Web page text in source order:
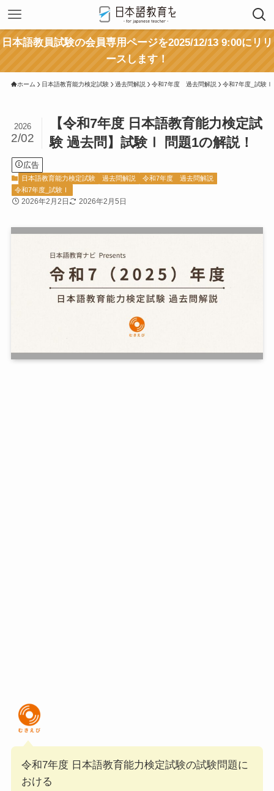
日本語教員試験の会員専用ページを2025/12/13 9:00にリリ
ースします！
ホーム 日本語教育能力検定試験 過去問解説 令和7年度 過去問解説 令和7年度_試験Ⅰ
【令和7年度 日本語教育能力検定試
験 過去問】試験Ⅰ 問題1の解説！
2026
2/02
広告
日本語教育能力検定試験 過去問解説
令和7年度 過去問解説
令和7年度_試験Ⅰ
2026年2月2日 2026年2月5日
令和7年度 日本語教育能力検定試験の試験問題に
おける